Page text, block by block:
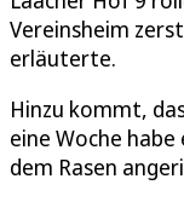
Vereinsheim
erläuterte.
Hinzu kommt,
eine Woche
dem Rasen